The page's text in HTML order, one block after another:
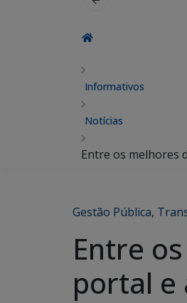
Informativos
Notícias
Entre os melhores
Gestão Pública,
Entre
portal e